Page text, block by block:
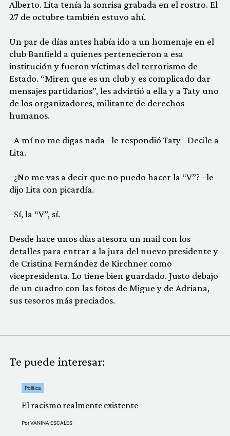
Alberto. Lita tenía la sonrisa grabada en el rostro. El
27 de octubre también estuvo ahí.
Un par de días antes había ido a un homenaje en el
club Banfield a quienes pertenecieron a esa
institución y fueron víctimas del terrorismo de
Estado. “Miren que es un club y es complicado dar
mensajes partidarios”, les advirtió a ella y a Taty uno
de los organizadores, militante de derechos
humanos.
–A mí no me digas nada –le respondió Taty– Decile a
Lita.
–¿No me vas a decir que no puedo hacer la “V”? –le
dijo Lita con picardía.
–Sí, la “V”, sí.
Desde hace unos días atesora un mail con los
detalles para entrar a la jura del nuevo presidente y
de Cristina Fernández de Kirchner como
vicepresidenta. Lo tiene bien guardado. Justo debajo
de un cuadro con las fotos de Migue y de Adriana,
sus tesoros más preciados.
Te puede interesar:
Política
El racismo realmente existente
PorVANINA ESCALES